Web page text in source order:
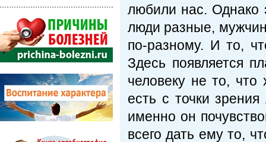
любили нас. Однако
люди разные,
по-разному. И то,
Здесь появляется
человеку не то,
есть с точки
именно он
всего дать ему то,